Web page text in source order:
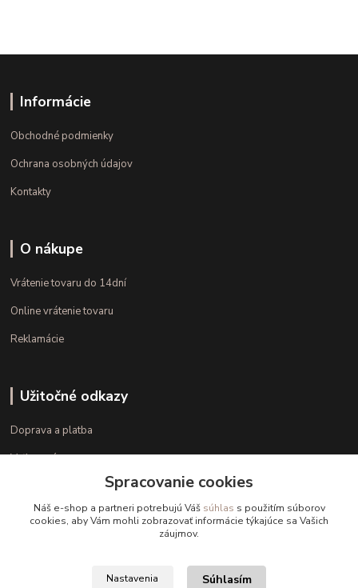
Informácie
Obchodné podmienky
Ochrana osobných údajov
Kontakty
O nákupe
Vrátenie tovaru do 14dní
Online vrátenie tovaru
Reklamácie
Užitočné odkazy
Doprava a platba
Veľkostné parametre
+421 948 126 423
Spracovanie cookies
Náš e-shop a partneri potrebujú Váš súhlas s použitím súborov
cookies, aby Vám mohli zobrazovať informácie týkajúce sa Vašich
záujmov.
Nastavenia Súhlasím